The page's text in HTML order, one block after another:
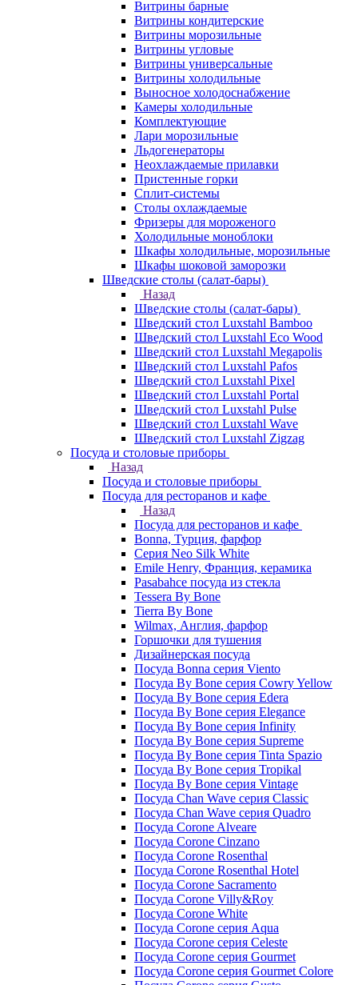
Витрины барные
Витрины кондитерские
Витрины морозильные
Витрины угловые
Витрины универсальные
Витрины холодильные
Выносное холодоснабжение
Камеры холодильные
Комплектующие
Лари морозильные
Льдогенераторы
Неохлаждаемые прилавки
Пристенные горки
Сплит-системы
Столы охлаждаемые
Фризеры для мороженого
Холодильные моноблоки
Шкафы холодильные, морозильные
Шкафы шоковой заморозки
Шведские столы (салат-бары)
Назад
Шведские столы (салат-бары)
Шведский стол Luxstahl Bamboo
Шведский стол Luxstahl Eco Wood
Шведский стол Luxstahl Megapolis
Шведский стол Luxstahl Pafos
Шведский стол Luxstahl Pixel
Шведский стол Luxstahl Portal
Шведский стол Luxstahl Pulse
Шведский стол Luxstahl Wave
Шведский стол Luxstahl Zigzag
Посуда и столовые приборы
Назад
Посуда и столовые приборы
Посуда для ресторанов и кафе
Назад
Посуда для ресторанов и кафе
Bonna, Турция, фарфор
Cерия Neo Silk White
Emile Henry, Франция, керамика
Pasabahce посуда из стекла
Tessera By Bone
Tierra By Bone
Wilmax, Англия, фарфор
Горшочки для тушения
Дизайнерская посуда
Посуда Bonna серия Viento
Посуда By Bone серия Cowry Yellow
Посуда By Bone серия Edera
Посуда By Bone серия Elegance
Посуда By Bone серия Infinity
Посуда By Bone серия Supreme
Посуда By Bone серия Tinta Spazio
Посуда By Bone серия Tropikal
Посуда By Bone серия Vintage
Посуда Chan Wave серия Classic
Посуда Chan Wave серия Quadro
Посуда Corone Alveare
Посуда Corone Cinzano
Посуда Corone Rosenthal
Посуда Corone Rosenthal Hotel
Посуда Corone Sacramento
Посуда Corone Villy&Roy
Посуда Corone White
Посуда Corone серия Aqua
Посуда Corone серия Celeste
Посуда Corone серия Gourmet
Посуда Corone серия Gourmet Colore